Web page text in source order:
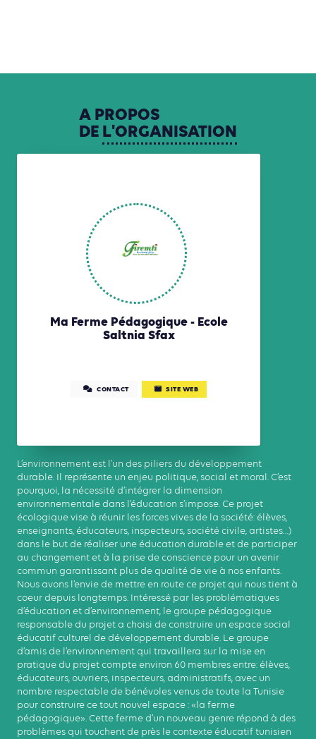
A PROPOS
DE L'ORGANISATION
Ma Ferme Pédagogique - Ecole
Saltnia Sfax
CONTACT SITE WEB
L’environnement est l’un des piliers du développement
durable. Il représente un enjeu politique, social et moral. C’est
pourquoi, la nécessité d’intégrer la dimension
environnementale dans l’éducation s’impose. Ce projet
écologique vise à réunir les forces vives de la société: élèves,
enseignants, éducateurs, inspecteurs, société civile, artistes…)
dans le but de réaliser une éducation durable et de participer
au changement et à la prise de conscience pour un avenir
commun garantissant plus de qualité de vie à nos enfants.
Nous avons l’envie de mettre en route ce projet qui nous tient à
coeur depuis longtemps. Intéressé par les problématiques
d’éducation et d’environnement, le groupe pédagogique
responsable du projet a choisi de construire un espace social
éducatif culturel de développement durable. Le groupe
d’amis de l’environnement qui travaillera sur la mise en
pratique du projet compte environ 60 membres entre: élèves,
éducateurs, ouvriers, inspecteurs, administratifs, avec un
nombre respectable de bénévoles venus de toute la Tunisie
pour construire ce tout nouvel espace : «la ferme
pédagogique». Cette ferme d’un nouveau genre répond à des
problèmes qui touchent de près le contexte éducatif tunisien